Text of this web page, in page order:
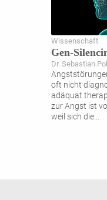
Wissenschaft
Gen-
Dr. Sebastian
oft nicht
adäquat
zur Angst ist
weil sich die...